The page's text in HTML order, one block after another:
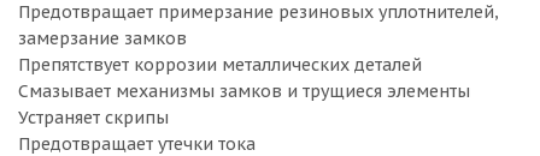
Предотвращает примерзание резиновых уплотнителей,
замерзание замков
Препятствует коррозии металлических деталей
Смазывает механизмы замков и трущиеся элементы
Устраняет скрипы
Предотвращает утечки тока